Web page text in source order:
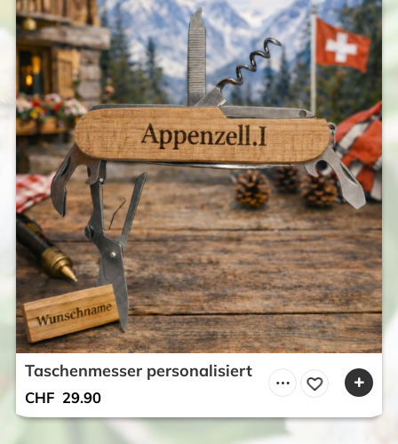
Taschenmesser personalisiert
CHF 29.90